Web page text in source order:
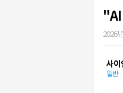
"AI
2026
사이
일반